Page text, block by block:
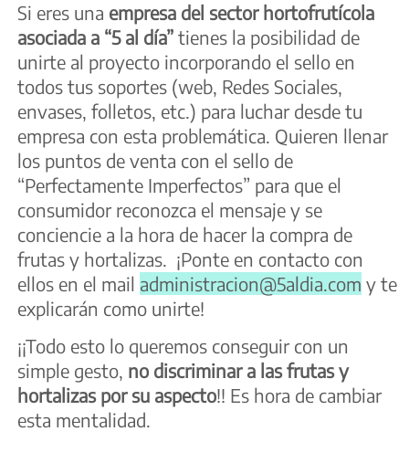
Si eres una empresa del sector hortofrutícola
asociada a “5 al día” tienes la posibilidad de
unirte al proyecto incorporando el sello en
todos tus soportes (web, Redes Sociales,
envases, folletos, etc.) para luchar desde tu
empresa con esta problemática. Quieren llenar
los puntos de venta con el sello de
“Perfectamente Imperfectos” para que el
consumidor reconozca el mensaje y se
conciencie a la hora de hacer la compra de
frutas y hortalizas. ¡Ponte en contacto con
ellos en el mail administracion@5aldia.com y te
explicarán como unirte!
¡¡Todo esto lo queremos conseguir con un
simple gesto, no discriminar a las frutas y
hortalizas por su aspecto!! Es hora de cambiar
esta mentalidad.